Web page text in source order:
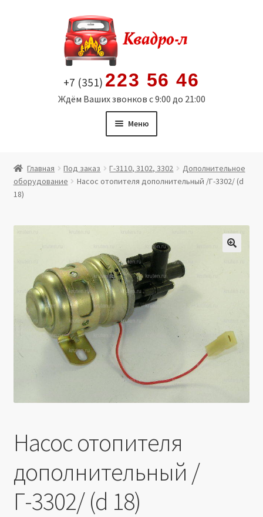
содержимому
+7 (351) 223 56 46
Ждём Ваших звонков с 9:00 до 21:00
Меню
Витрина
Политика в отношении обработки персональных
Производители
Юридические данные
Главная Под заказ Г-3110, 3102, 3302
Дополнительное
оборудование
Насос отопителя дополнительный /Г-3302/ (d
18)
Насос отопителя
дополнительный /
Г-3302/ (d 18)